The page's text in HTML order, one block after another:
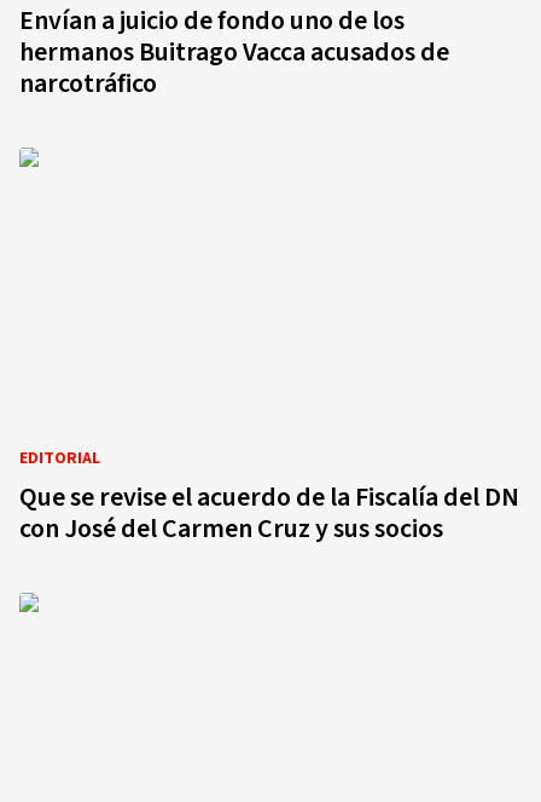
Envían a juicio de fondo uno de los
hermanos Buitrago Vacca acusados de
narcotráfico
EDITORIAL
Que se revise el acuerdo de la Fiscalía del DN
con José del Carmen Cruz y sus socios